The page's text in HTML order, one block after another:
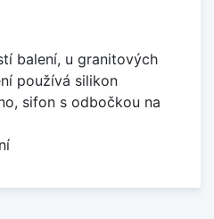
balení, u granitových
používá silikon
sifon s odbočkou na